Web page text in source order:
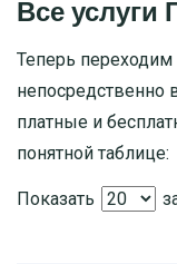
Все
Теперь переходим
непосредственно
платные и
понятной таблице:
Показать